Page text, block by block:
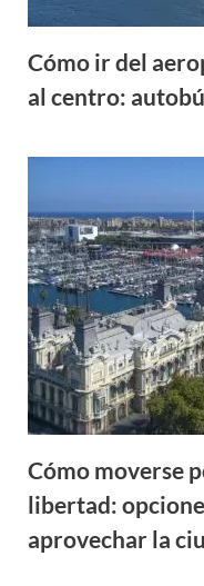
Cómo ir del
al centro:
Cómo moverse
libertad:
aprovechar la